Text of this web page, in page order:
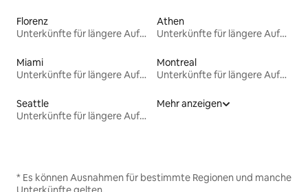
Florenz
Unterkünfte für längere Aufenthalte
Athen
Unterkünfte für längere Aufenthalte
Miami
Unterkünfte für längere Aufenthalte
Montreal
Unterkünfte für längere Aufenthalte
Seattle
Unterkünfte für längere Aufenthalte
Mehr anzeigen
* Es können Ausnahmen für bestimmte Regionen und manche